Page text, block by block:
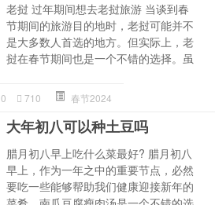
老挝 过年期间想去老挝旅游 当谈到春
节期间的旅游目的地时，老挝可能并不
是大多数人首选的地方。但实际上，老
挝在春节期间也是一个不错的选择。虽
0 710 春节2024
大年初八可以种土豆吗
腊月初八早上吃什么菜最好? 腊月初八
早上，作为一年之中的重要节点，必然
要吃一些能够帮助我们健康迎接新年的